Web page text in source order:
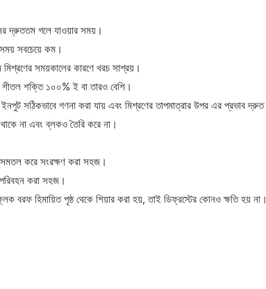
দ্রুততম গলে যাওয়ার সময়।
সবচেয়ে কম।
মিশ্রণের সময়কালের কারণে খরচ সাশ্রয়।
শক্তি ১০০% ই বা তারও বেশি।
সঠিকভাবে গণনা করা যায় এবং মিশ্রণের তাপমাত্রার উপর এর প্রভাব দ্রুত
না এবং ব্লকও তৈরি করে না।
সমতল করে সংরক্ষণ করা সহজ।
করা সহজ।
বরফ হিমায়িত পৃষ্ঠ থেকে শিয়ার করা হয়, তাই ডিফ্রস্টের কোনও ক্ষতি হয় না।